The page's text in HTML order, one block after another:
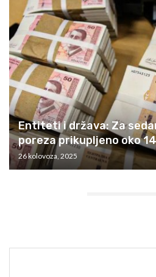
Entiteti i država: Za
poreza prikupljeno oko
26 kolovoza, 2025